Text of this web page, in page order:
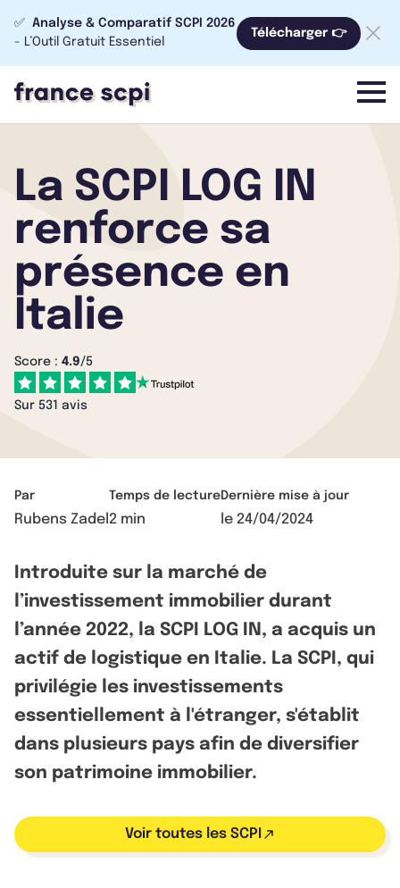
✅ Analyse & Comparatif SCPI 2026
- L’Outil Gratuit Essentiel
Télécharger 👉
menu
La SCPI LOG IN
renforce sa
présence en
Italie
Score : 4.9/5
Sur 531 avis
Par
Rubens Zadel
Temps de lecture
2 min
Dernière mise à jour
le 24/04/2024
Introduite sur la marché de
l’investissement immobilier durant
l’année 2022, la SCPI LOG IN, a acquis un
actif de logistique en Italie. La SCPI, qui
privilégie les investissements
essentiellement à l'étranger, s'établit
dans plusieurs pays afin de diversifier
son patrimoine immobilier.
Voir toutes les SCPI